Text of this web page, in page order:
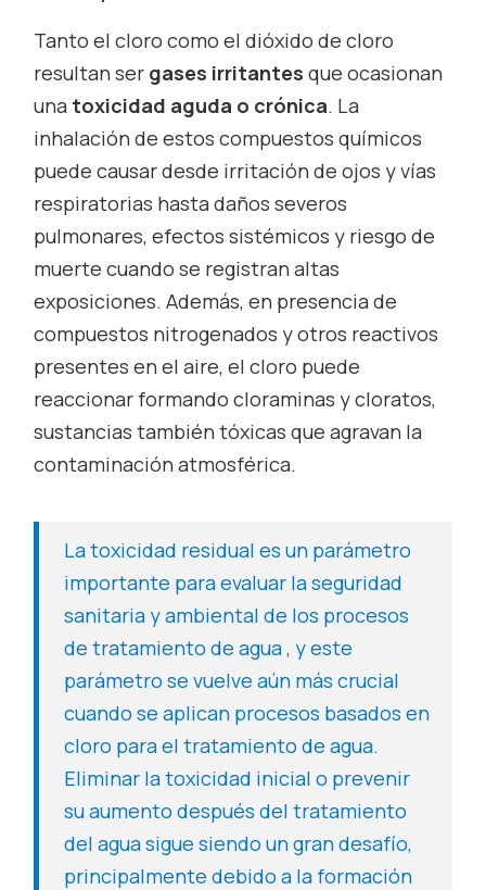
Tanto el cloro como el dióxido de cloro
resultan ser gases irritantes que ocasionan
una toxicidad aguda o crónica. La
inhalación de estos compuestos químicos
puede causar desde irritación de ojos y vías
respiratorias hasta daños severos
pulmonares, efectos sistémicos y riesgo de
muerte cuando se registran altas
exposiciones. Además, en presencia de
compuestos nitrogenados y otros reactivos
presentes en el aire, el cloro puede
reaccionar formando cloraminas y cloratos,
sustancias también tóxicas que agravan la
contaminación atmosférica.
La toxicidad residual es un parámetro
importante para evaluar la seguridad
sanitaria y ambiental de los procesos
de tratamiento de agua , y este
parámetro se vuelve aún más crucial
cuando se aplican procesos basados en
cloro para el tratamiento de agua.
Eliminar la toxicidad inicial o prevenir
su aumento después del tratamiento
del agua sigue siendo un gran desafío,
principalmente debido a la formación